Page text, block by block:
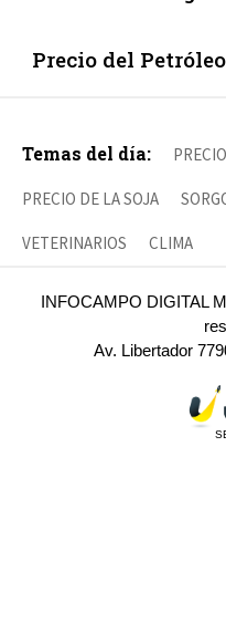
Precio del Petróleo
Temas del día:
PRECIO DE LA SOJA
VETERINARIOS CLIMA
INFOCAMPO DIGITAL
Av. Libertador